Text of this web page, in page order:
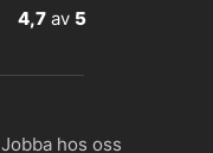
4,7 av 5
Jobba hos oss